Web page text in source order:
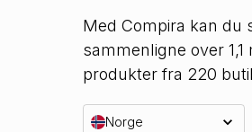
Med Compira kan du
sammenligne over 1,1
produkter fra 220
Norge